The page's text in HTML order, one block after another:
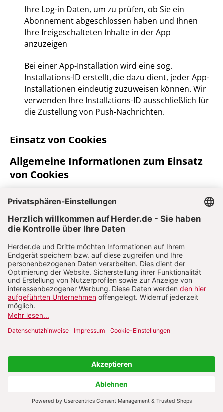
Ihre Log-in Daten, um zu prüfen, ob Sie ein
Abonnement abgeschlossen haben und Ihnen
Ihre freigeschalteten Inhalte in der App
anzuzeigen
Bei einer App-Installation wird eine sog.
Installations-ID erstellt, die dazu dient, jeder App-
Installationen eindeutig zuzuweisen können. Wir
verwenden Ihre Installations-ID ausschließlich für
die Zustellung von Push-Nachrichten.
Einsatz von Cookies
Allgemeine Informationen zum Einsatz
von Cookies
Nutzung unserer Websites Cookies bei Ihrem Besuch
unserer Internetauftritte auf Ihrem Endgerät
gespeichert. Cookies sind Datensätze, die von einer
und von diesem gespeichert und wieder
zurückgeschickt werden. In Cookies können
unterschiedliche Angaben gespeichert werden, die
von der Stelle, die das Cookie setzt, ausgelesen
werden.
Vorgaben ein. Daher holen wir von Ihnen eine
vorhergehende Einwilligung zur Cookie-Nutzung ein,
außer wenn diese Einwilligung gesetzlich nicht